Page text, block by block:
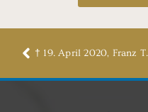
† 19.